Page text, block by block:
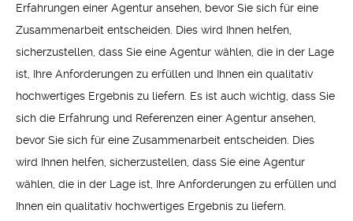
Erfahrungen einer Agentur ansehen, bevor Sie sich für eine
Zusammenarbeit entscheiden. Dies wird Ihnen helfen,
sicherzustellen, dass Sie eine Agentur wählen, die in der Lage
ist, Ihre Anforderungen zu erfüllen und Ihnen ein qualitativ
hochwertiges Ergebnis zu liefern. Es ist auch wichtig, dass Sie
sich die Erfahrung und Referenzen einer Agentur ansehen,
bevor Sie sich für eine Zusammenarbeit entscheiden. Dies
wird Ihnen helfen, sicherzustellen, dass Sie eine Agentur
wählen, die in der Lage ist, Ihre Anforderungen zu erfüllen und
Ihnen ein qualitativ hochwertiges Ergebnis zu liefern.